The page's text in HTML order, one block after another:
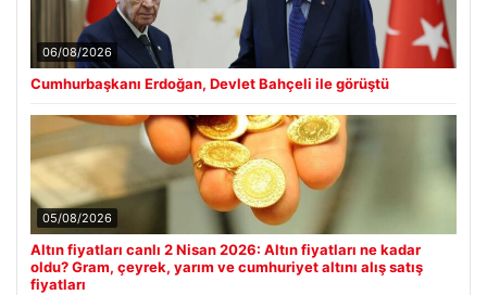
06/08/2026
Cumhurbaşkanı Erdoğan, Devlet Bahçeli ile görüştü
05/08/2026
Altın fiyatları canlı 2 Nisan 2026: Altın fiyatları ne kadar
oldu? Gram, çeyrek, yarım ve cumhuriyet altını alış satış
fiyatları